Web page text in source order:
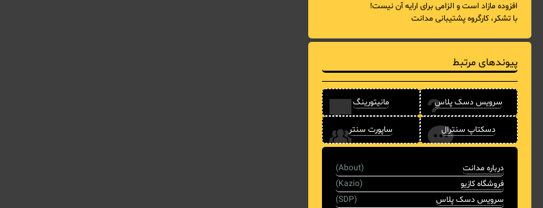
افزوده مازاد است و الزامی برای ارایه آن نیست!
با تشکر، کارگروه پشتیبانی مدانت
پیوندهای مرتبط
سرویس دسک پلاس مانیتورینگ
دسکتاپ سنترال ساپورت سنتر
درباره مدانت
(About)
فروشگاه کازیو
(Kazio)
سرویس دسک پلاس
(SDP)